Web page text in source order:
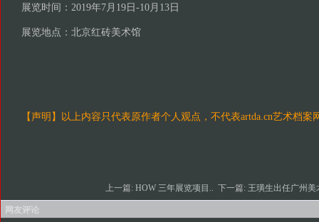
展览时间：2019年7月19日-10月13日
展览地点：北京红砖美术馆
【声明】以上内容只代表原作者个人观点，不代表artda.cn艺术档案
上一篇: HOW 三年展览项目.. 下一篇: 王璜生出任广州
网友评论